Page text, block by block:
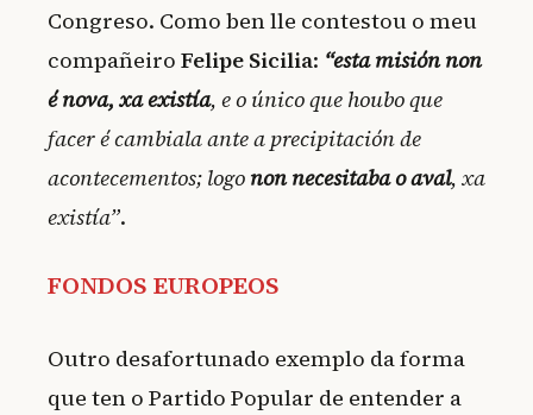
Congreso. Como ben lle contestou o meu
compañeiro Felipe Sicilia: “esta misión non
é nova, xa existía, e o único que houbo que
facer é cambiala ante a precipitación de
acontecementos; logo non necesitaba o aval, xa
existía”.
FONDOS EUROPEOS
Outro desafortunado exemplo da forma
que ten o Partido Popular de entender a